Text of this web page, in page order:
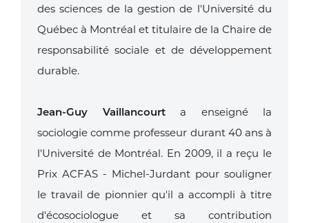
des sciences de la gestion de l'Université du
Québec à Montréal et titulaire de la Chaire de
responsabilité sociale et de développement
durable.
Jean-Guy Vaillancourta enseigné la
sociologie comme professeur durant 40 ans à
l'Université de Montréal. En 2009, il a reçu le
Prix ACFAS - Michel-Jurdant pour souligner
le travail de pionnier qu'il a accompli à titre
d'écosociologue et sa contribution